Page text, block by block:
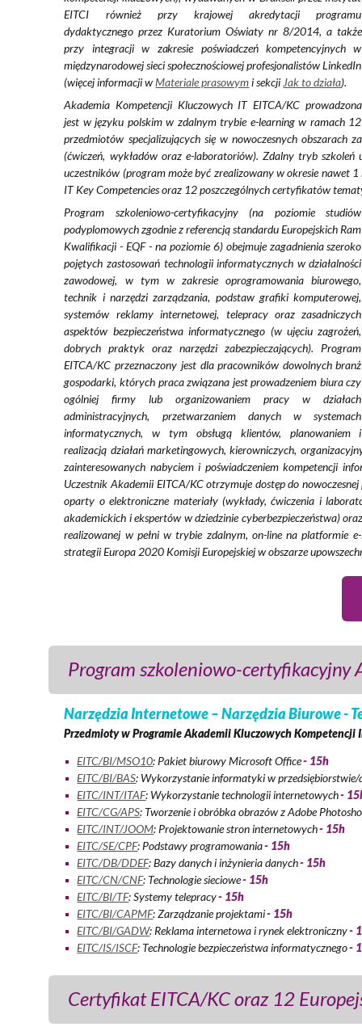
EITCI również przy krajowej akredytacji programu
dydaktycznego przez Kuratorium Oświaty nr 8/2014, a także
przy integracji w zakresie poświadczeń kompetencyjnych w
międzynarodowej sieci społecznościowej profesjonalistów LinkedIn
(więcej informacji wMateriale prasowymi sekcji Jak to działa).
Akademia Kompetencji Kluczowych IT EITCA/KC prowadzona
jest w języku polskim w zdalnym trybie e-learning w ramach 12
przedmiotów specjalizujących się w nowoczesnych obszarach
(ćwiczeń, wykładów oraz e-laboratoriów). Zdalny tryb
uczestników (program może być zrealizowany w okresie nawet
IT Key Competencies oraz 12 poszczególnych certyfikatów
Program szkoleniowo-certyfikacyjny (na poziomie studiów
podyplomowych zgodnie z referencją standardu Europejskich Ram
Kwalifikacji - EQF - na poziomie 6) obejmuje zagadnienia szeroko
pojętych zastosowań technologii informatycznych w działalności
zawodowej, w tym w zakresie oprogramowania biurowego,
technik i narzędzi zarządzania, podstaw grafiki komputerowej,
systemów reklamy internetowej, telepracy oraz zasadniczych
aspektów bezpieczeństwa informatycznego (w ujęciu zagrożeń,
dobrych praktyk oraz narzędzi zabezpieczających). Program
EITCA/KC przeznaczony jest dla pracowników dowolnych branż
gospodarki, których praca związana jest prowadzeniem biura czy
ogólniej firmy lub organizowaniem pracy w działach
administracyjnych, przetwarzaniem danych w systemach
informatycznych, w tym obsługą klientów, planowaniem i
realizacją działań marketingowych, kierowniczych,
zainteresowanych nabyciem i poświadczeniem kompetencji
Uczestnik Akademii EITCA/KC otrzymuje dostęp do
oparty o elektroniczne materiały (wykłady, ćwiczenia i
akademickich i ekspertów w dziedzinie cyberbezpieczeństwa)
realizowanej w pełni w trybie zdalnym, on-line na platformie
strategii Europa 2020 Komisji Europejskiej w obszarze
Program szkoleniowo-certyfikacyjny
Narzędzia Internetowe – Narzędzia Biurowe -
Przedmioty w Programie Akademii Kluczowych Kompetencji
EITC/BI/MSO10: Pakiet biurowy Microsoft Office- 15h
EITC/BI/BAS: Wykorzystanie informatyki w
EITC/INT/ITAF: Wykorzystanie technologii internetowych-
EITC/CG/APS: Tworzenie i obróbka obrazów z Adobe
EITC/INT/JOOM: Projektowanie stron internetowych- 15h
EITC/SE/CPF: Podstawy programowania- 15h
EITC/DB/DDEF: Bazy danych i inżynieria danych- 15h
EITC/CN/CNF: Technologie sieciowe- 15h
EITC/BI/TF: Systemy telepracy- 15h
EITC/BI/CAPMF: Zarządzanie projektami- 15h
EITC/BI/GADW: Reklama internetowa i rynek elektroniczny-
EITC/IS/ISCF: Technologie bezpieczeństwa informatycznego-
Certyfikat EITCA/KC oraz 12